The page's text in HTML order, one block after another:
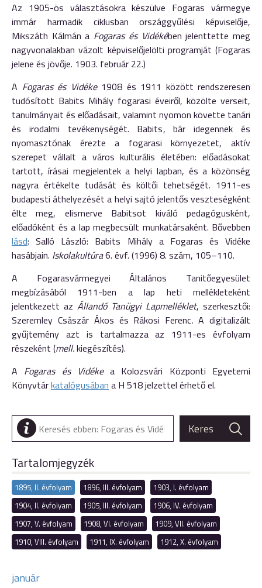
Az 1905-ös választásokra készülve Fogaras vármegye
immár harmadik ciklusban országgyűlési képviselője,
Mikszáth Kálmán a Fogaras és Vidékében jelenttette meg
nagyvonalakban vázolt képviselőjelölti programját (Fogaras
jelene és jövője. 1903. február 22.)
A Fogaras és Vidéke1908 és 1911 között rendszeresen
tudósított Babits Mihály fogarasi éveiről, közölte verseit,
tanulmányait és előadásait, valamint nyomon követte tanári
és irodalmi tevékenységét. Babits, bár idegennek és
nyomasztónak érezte a fogarasi környezetet, aktív
szerepet vállalt a város kulturális életében: előadásokat
tartott, írásai megjelentek a helyi lapban, és a közönség
nagyra értékelte tudását és költői tehetségét. 1911-es
budapesti áthelyezését a helyi sajtó jelentős veszteségként
élte meg, elismerve Babitsot kiváló pedagógusként,
előadóként és a lap megbecsült munkatársaként. Bővebben
lásd: Salló László: Babits Mihály a Fogaras és Vidéke
hasábjain. Iskolakultúra6. évf. (1996) 8. szám, 105–110.
A Fogarasvármegyei Általános Tanitőegyesület
megbízásából 1911-ben a lap heti mellékleteként
jelentkezett az Állandó Tanügyi Lapmelléklet, szerkesztői:
Szeremley Császár Ákos és Rákosi Ferenc. A digitalizált
gyűjtemény azt is tartalmazza az 1911-es évfolyam
részeként (mell.kiegészítés).
A Fogaras és Vidékea Kolozsvári Központi Egyetemi
Könyvtárkatalógusában a H 518 jelzettel érhető el.
Tartalomjegyzék
1895, II. évfolyam 1896, III. évfolyam
1903, I. évfolyam
1904, II. évfolyam
1905, III. évfolyam
1906, IV. évfolyam
1907, V. évfolyam
1908, VI. évfolyam
1909, VII. évfolyam
1910, VIII. évfolyam
1911, IX. évfolyam 1912, X. évfolyam
január